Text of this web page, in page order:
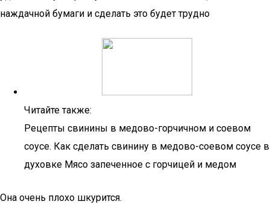
наждачной бумаги и сделать это будет трудно
Читайте также:
Рецепты свинины в медово-горчичном и соевом
соусе. Как сделать свинину в медово-соевом соусе в
духовке Мясо запеченное с горчицей и медом
Она очень плохо шкурится.